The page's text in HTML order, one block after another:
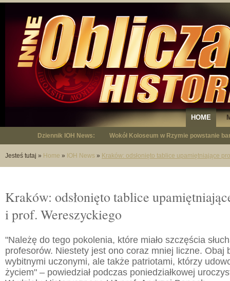
HOME
Dziennik IOH News: Wokół Koloseum w Rzymie powstanie
"Niepodległy - opowieść o Januszu
Jesteś tutaj » Home » IOH News » Kraków: odsłonięto tablice upamiętniające
Kraków: odsłonięto tablice
i prof. Wereszyckiego
"Należę do tego pokolenia, które miało szczęścia
profesorów. Niestety jest ono coraz mniej liczne. Obaj
wybitnymi uczonymi, ale także patriotami, którzy
życiem" – powiedział podczas poniedziałkowej